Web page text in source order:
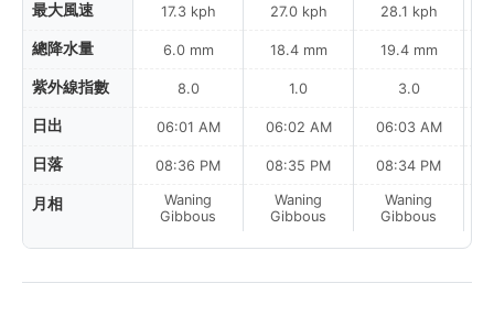
最大風速
總降水量
紫外線指數
日出
日落
月相
17.3 kph
6.0 mm
8.0
06:01 AM
08:36 PM
Waning
Gibbous
27.0 kph
18.4 mm
1.0
06:02 AM
08:35 PM
Waning
Gibbous
28.1 kph
19.4 mm
3.0
06:03 AM
08:34 PM
Waning
Gibbous